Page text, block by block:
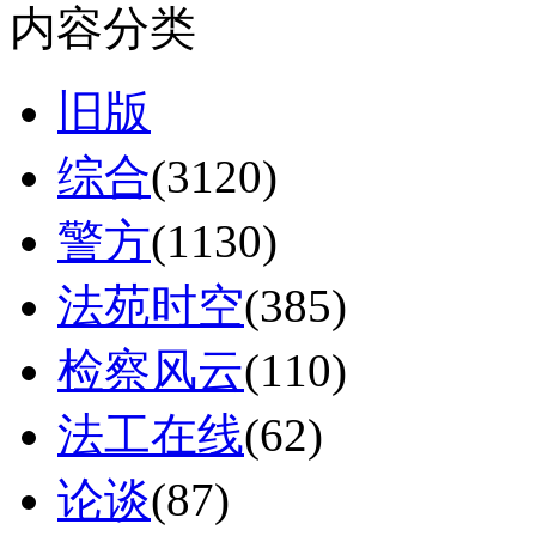
内容分类
旧版
综合(3120)
警方(1130)
法苑时空(385)
检察风云(110)
法工在线(62)
论谈(87)